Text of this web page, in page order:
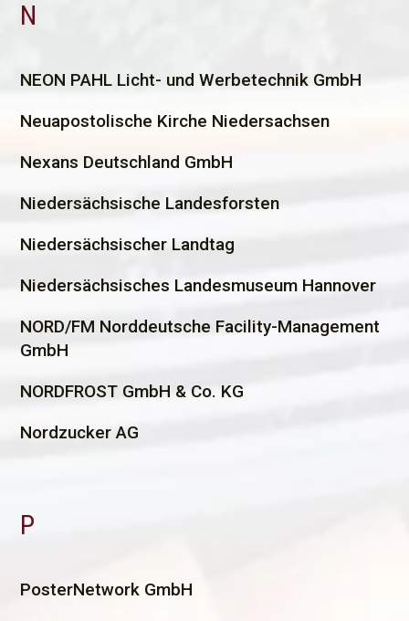
N
NEON PAHL Licht- und Werbetechnik GmbH
Neuapostolische Kirche Niedersachsen
Nexans Deutschland GmbH
Niedersächsische Landesforsten
Niedersächsischer Landtag
Niedersächsisches Landesmuseum Hannover
NORD/FM Norddeutsche Facility-Management
GmbH
NORDFROST GmbH & Co. KG
Nordzucker AG
P
PosterNetwork GmbH